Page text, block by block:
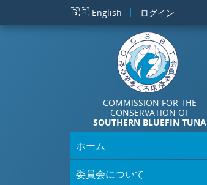
メインコンテンツに移動
🇬🇧 English ログイン
COMMISSION FOR THE
CONSERVATION OF
SOUTHERN BLUEFIN TUNA
ホーム
委員会について